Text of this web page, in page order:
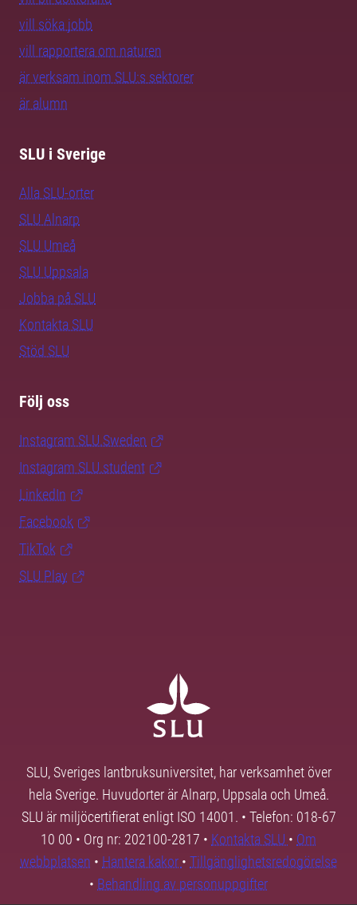
vill söka jobb
vill rapportera om naturen
är verksam inom SLU:s sektorer
är alumn
SLU i Sverige
Alla SLU-orter
SLU Alnarp
SLU Umeå
SLU Uppsala
Jobba på SLU
Kontakta SLU
Stöd SLU
Följ oss
Instagram SLU.Sweden
Instagram SLU.student
LinkedIn
Facebook
TikTok
SLU Play
SLU, Sveriges lantbruksuniversitet, har verksamhet över
hela Sverige. Huvudorter är Alnarp, Uppsala och Umeå.
SLU är miljöcertifierat enligt ISO 14001. • Telefon: 018-67
10 00 • Org nr: 202100-2817 • Kontakta SLU • Om
webbplatsen • Hantera kakor • Tillgänglighetsredogörelse
• Behandling av personuppgifter